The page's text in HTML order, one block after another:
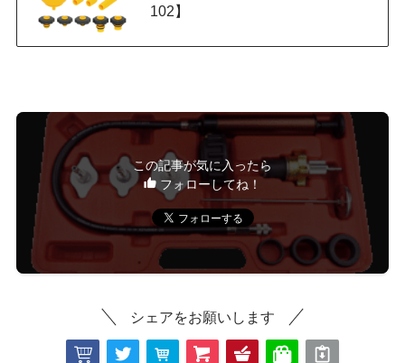
102】
この記事が気に入ったら
フォローしてね！
シェアをお願いします